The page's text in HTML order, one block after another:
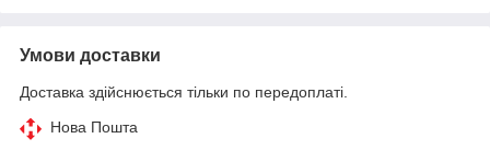
Умови доставки
Доставка здійснюється тільки по передоплаті.
Нова Пошта